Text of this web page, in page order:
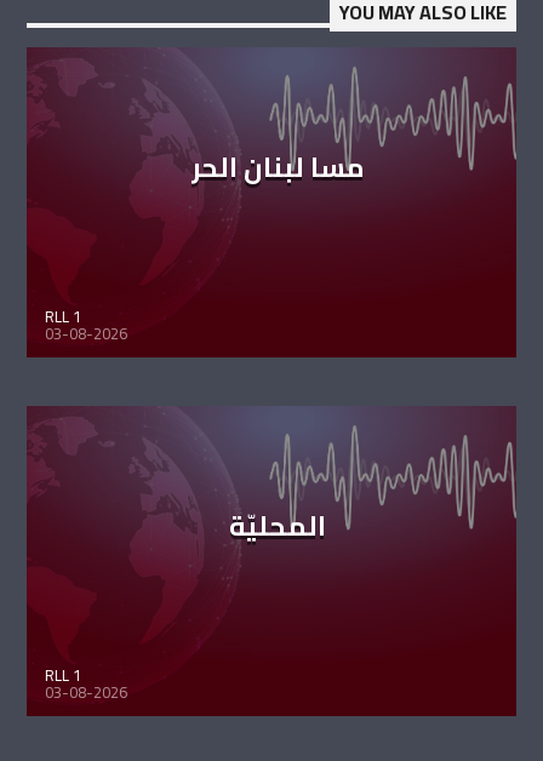
YOU MAY ALSO LIKE
مسا لبنان الحر
RLL 1
03-08-2026
المحليّة
RLL 1
03-08-2026